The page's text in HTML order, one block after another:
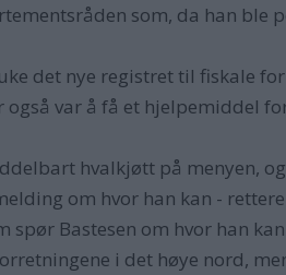
som, da han ble
det nye registret til fiskale
var å få et hjelpemiddel
hvalkjøtt på menyen,
om hvor han kan -
Bastesen om hvor han
i det høye nord,